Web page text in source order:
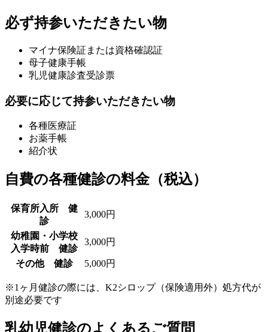
必ず持参いただきたい物
マイナ保険証または資格確認証
母子健康手帳
乳児健康診査受診票
必要に応じて持参いただきたい物
各種医療証
お薬手帳
紹介状
自費の各種健診の料金（税込）
保育所入所 健
診
3,000円
幼稚園・小学校
入学時前 健診
3,000円
その他 健診 5,000円
※1ヶ月健診の際には、K2シロップ（保険適用外）処方代が
別途必要です
乳幼児健診のよくあるご質問